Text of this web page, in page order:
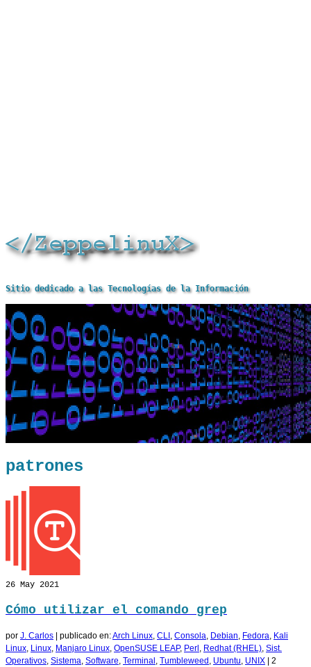
Sitio dedicado a las Tecnologías de la Información
patrones
26 May 2021
Cómo utilizar el comando grep
por J. Carlos publicado en:Arch Linux, CLI , Consola, Debian, Fedora, Kali
Linux, Linux, Manjaro Linux, OpenSUSE LEAP, Perl , Redhat (RHEL), Sist.
Operativos, Sistema, Software, Terminal , Tumbleweed , Ubuntu, UNIX 2